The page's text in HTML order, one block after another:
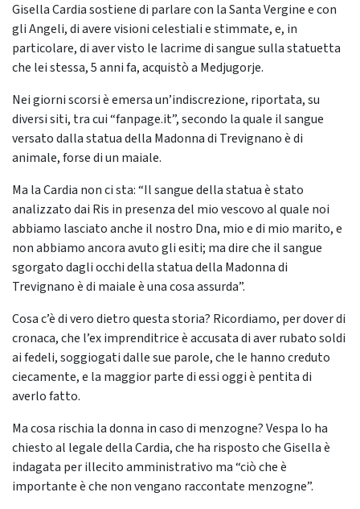
Gisella Cardia sostiene di parlare con la Santa Vergine e con
gli Angeli, di avere visioni celestiali e stimmate, e, in
particolare, di aver visto le lacrime di sangue sulla statuetta
che lei stessa, 5 anni fa, acquistò a Medjugorje.
Nei giorni scorsi è emersa un’indiscrezione, riportata, su
diversi siti, tra cui “fanpage.it”, secondo la quale il sangue
versato dalla statua della Madonna di Trevignano è di
animale, forse di un maiale.
Ma la Cardia non ci sta: “Il sangue della statua è stato
analizzato dai Ris in presenza del mio vescovo al quale noi
abbiamo lasciato anche il nostro Dna, mio e di mio marito, e
non abbiamo ancora avuto gli esiti; ma dire che il sangue
sgorgato dagli occhi della statua della Madonna di
Trevignano è di maiale è una cosa assurda”.
Cosa c’è di vero dietro questa storia? Ricordiamo, per dover di
cronaca, che l’ex imprenditrice è accusata di aver rubato soldi
ai fedeli, soggiogati dalle sue parole, che le hanno creduto
ciecamente, e la maggior parte di essi oggi è pentita di
averlo fatto.
Ma cosa rischia la donna in caso di menzogne? Vespa lo ha
chiesto al legale della Cardia, che ha risposto che Gisella è
indagata per illecito amministrativo ma “ciò che è
importante è che non vengano raccontate menzogne”.